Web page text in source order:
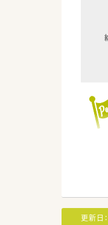
更新日：